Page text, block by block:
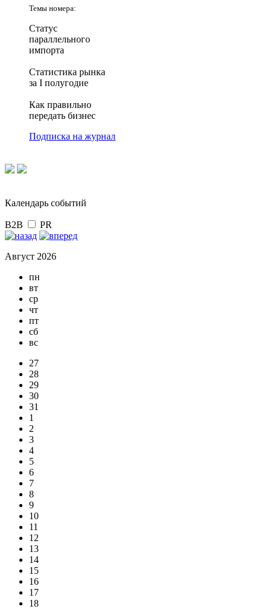
Темы номера:
Статус
параллельного
импорта
Статистика рынка
за I полугодие
Как правильно
передать бизнес
Подписка на журнал
Календарь событий
B2B PR
Август 2026
пн
вт
ср
чт
пт
сб
вс
27
28
29
30
31
1
2
3
4
5
6
7
8
9
10
11
12
13
14
15
16
17
18